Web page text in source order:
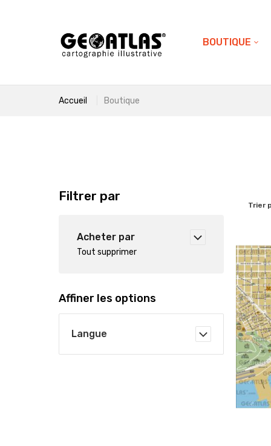
BOUTIQUE
Accueil Boutique
Trier
Filtrer par
Acheter par
Tout supprimer
Affiner les options
Langue